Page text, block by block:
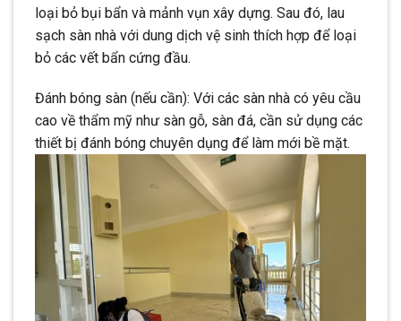
loại bỏ bụi bẩn và mảnh vụn xây dựng. Sau đó, lau
sạch sàn nhà với dung dịch vệ sinh thích hợp để loại
bỏ các vết bẩn cứng đầu.
Đánh bóng sàn (nếu cần): Với các sàn nhà có yêu cầu
cao về thẩm mỹ như sàn gỗ, sàn đá, cần sử dụng các
thiết bị đánh bóng chuyên dụng để làm mới bề mặt.